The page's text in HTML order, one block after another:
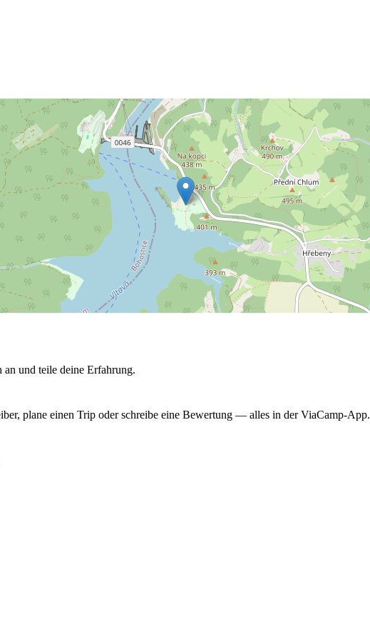
und teile deine Erfahrung.
plane einen Trip oder schreibe eine Bewertung — alles in der ViaCamp-App.